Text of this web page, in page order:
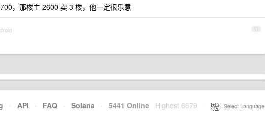
，那楼主 2600 卖 3 楼，他一定很乐意
17
· API · FAQ · Solana · 5441 Online Highest 6679 Select Language